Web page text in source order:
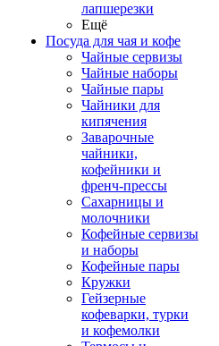
лапшерезки
Ещё
Посуда для чая и кофе
Чайные сервизы
Чайные наборы
Чайные пары
Чайники для
кипячения
Заварочные
чайники,
кофейники и
френч-прессы
Сахарницы и
молочники
Кофейные сервизы
и наборы
Кофейные пары
Кружки
Гейзерные
кофеварки, турки
и кофемолки